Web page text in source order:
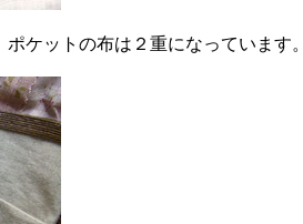
ケットの布は２重になっています。